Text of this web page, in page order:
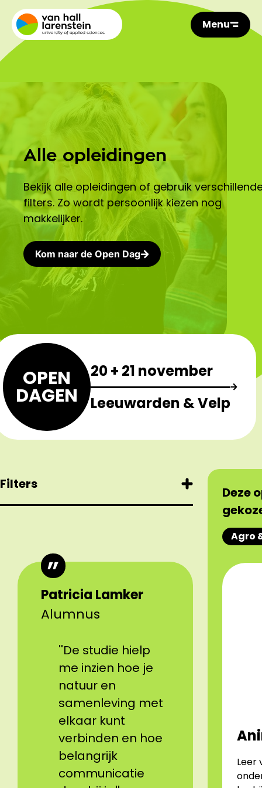
Menu
Alle opleidingen
Bekijk alle opleidingen of gebruik
filters. Zo wordt persoonlijk kiezen nog
makkelijker.
Kom naar de Open Dag
OPEN
DAGEN
20 + 21 november
Leeuwarden & Velp
Filters
Patricia Lamker
Alumnus
''De studie hielp
me inzien hoe je
natuur en
samenleving met
elkaar kunt
verbinden en hoe
belangrijk
communicatie
Deze
Agro
Leer